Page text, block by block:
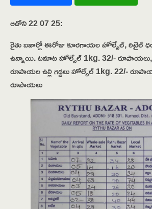
ఆదోని 22 07 25:
రైతు బజార్లో ఈరోజు కూరగాయల హోల్సేల్, రిటైల్
ఉన్నాయి. టమాట హోల్సేల్ 1kg. 32/- రూపాయలు,
రూపాయల ఉల్లి గడ్డలు హోల్సేల్ 1kg. 22/-
రూపాయలు